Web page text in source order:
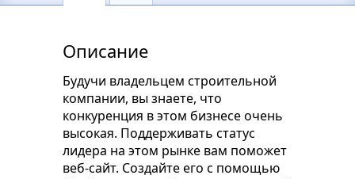
Описание
Будучи владельцем строительной
компании, вы знаете, что
конкуренция в этом бизнесе очень
высокая. Поддерживать статус
лидера на этом рынке вам поможет
веб-сайт. Создайте его с помощью